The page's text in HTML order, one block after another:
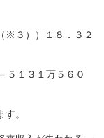
※３））１８．３２
５１３１万５６０
。